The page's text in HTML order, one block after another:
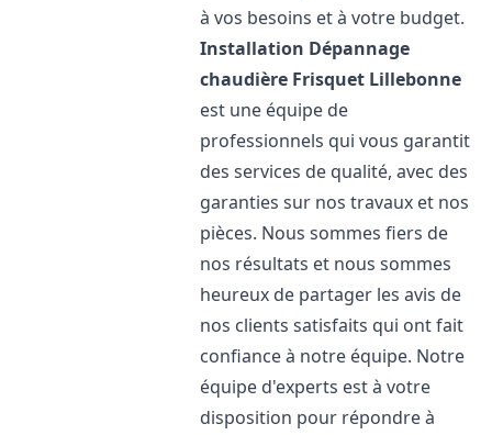
à vos besoins et à votre budget.
Installation Dépannage
chaudière Frisquet Lillebonne
est une équipe de
professionnels qui vous garantit
des services de qualité, avec des
garanties sur nos travaux et nos
pièces. Nous sommes fiers de
nos résultats et nous sommes
heureux de partager les avis de
nos clients satisfaits qui ont fait
confiance à notre équipe. Notre
équipe d'experts est à votre
disposition pour répondre à